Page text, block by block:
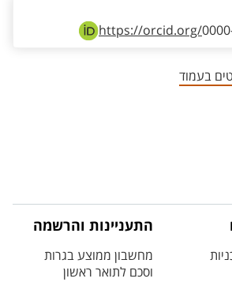
https://orcid.org/
בעמוד
התעניינות והרשמה
מחשבון ממוצע בגרות
וסכם לתואר ראשון